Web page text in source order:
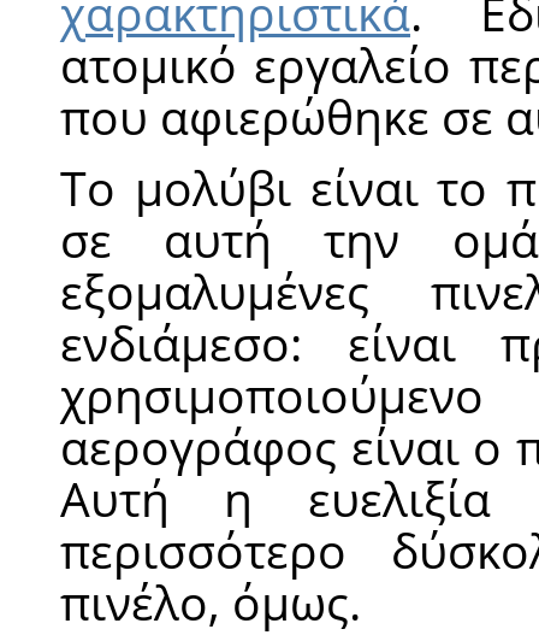
ατομικό εργαλείο
που αφιερώθηκε σε
Το μολύβι είναι το
σε αυτή την
εξομαλυμένες
ενδιάμεσο: είναι
αερογράφος είναι ο
Αυτή η ευελιξία
περισσότερο
πινέλο, όμως.